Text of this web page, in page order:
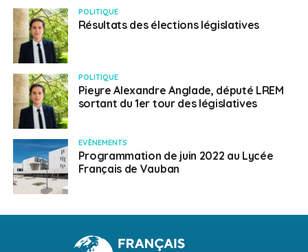
POLITIQUE
Résultats des élections législatives
POLITIQUE
Pieyre Alexandre Anglade, député LREM
sortant du 1er tour des législatives
EVÈNEMENTS
Programmation de juin 2022 au Lycée
Français de Vauban